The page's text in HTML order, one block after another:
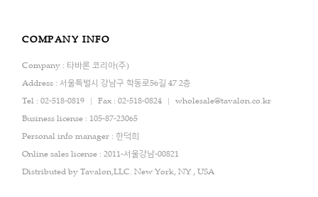
COMPANY INFO
Company : 타바론 코리아(주)
Address : 서울특별시 강남구 학동로56길 47 2층
Tel : 02-518-0819
Fax : 02-518-0824
wholesale@tavalon.co.kr
Business license : 105-87-23065
Personal info manager : 한덕희
Online sales license : 2011-서울강남-00821
Distributed by Tavalon,LLC. New York, NY , USA